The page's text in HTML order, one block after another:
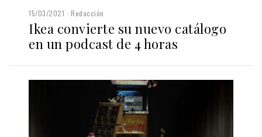
15/03/2021 Redacción
Ikea convierte su nuevo catálogo
en un podcast de 4 horas